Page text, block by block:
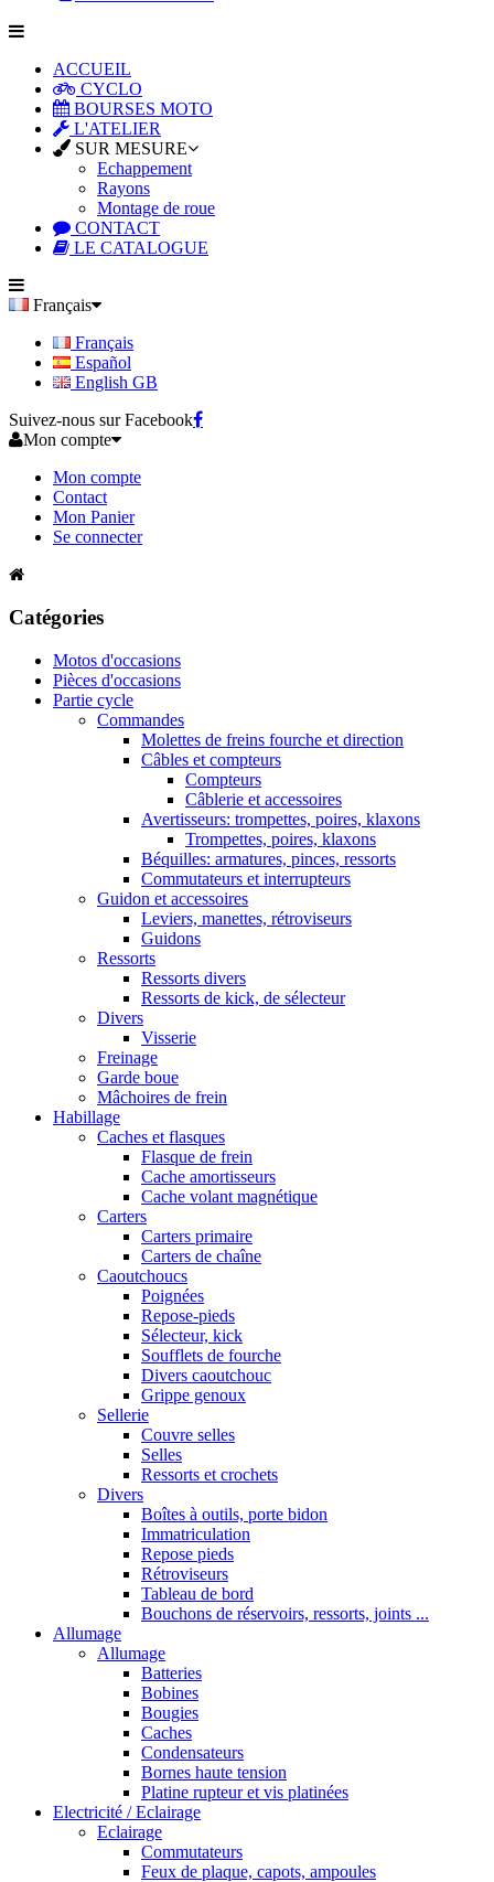
ACCUEIL
CYCLO
BOURSES MOTO
L'ATELIER
SUR MESURE
Echappement
Rayons
Montage de roue
CONTACT
LE CATALOGUE
Français
Français
Español
English GB
Suivez-nous sur Facebook
Mon compte
Mon compte
Contact
Mon Panier
Se connecter
Catégories
Motos d'occasions
Pièces d'occasions
Partie cycle
Commandes
Molettes de freins fourche et direction
Câbles et compteurs
Compteurs
Câblerie et accessoires
Avertisseurs: trompettes, poires, klaxons
Trompettes, poires, klaxons
Béquilles: armatures, pinces, ressorts
Commutateurs et interrupteurs
Guidon et accessoires
Leviers, manettes, rétroviseurs
Guidons
Ressorts
Ressorts divers
Ressorts de kick, de sélecteur
Divers
Visserie
Freinage
Garde boue
Mâchoires de frein
Habillage
Caches et flasques
Flasque de frein
Cache amortisseurs
Cache volant magnétique
Carters
Carters primaire
Carters de chaîne
Caoutchoucs
Poignées
Repose-pieds
Sélecteur, kick
Soufflets de fourche
Divers caoutchouc
Grippe genoux
Sellerie
Couvre selles
Selles
Ressorts et crochets
Divers
Boîtes à outils, porte bidon
Immatriculation
Repose pieds
Rétroviseurs
Tableau de bord
Bouchons de réservoirs, ressorts, joints ...
Allumage
Allumage
Batteries
Bobines
Bougies
Caches
Condensateurs
Bornes haute tension
Platine rupteur et vis platinées
Electricité / Eclairage
Eclairage
Commutateurs
Feux de plaque, capots, ampoules